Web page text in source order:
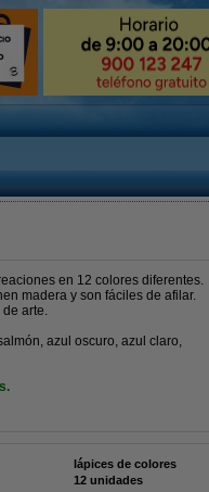
en 12 colores diferentes.
madera y son fáciles de afilar.
arte.
azul oscuro, azul claro,
lápices de colores
12 unidades